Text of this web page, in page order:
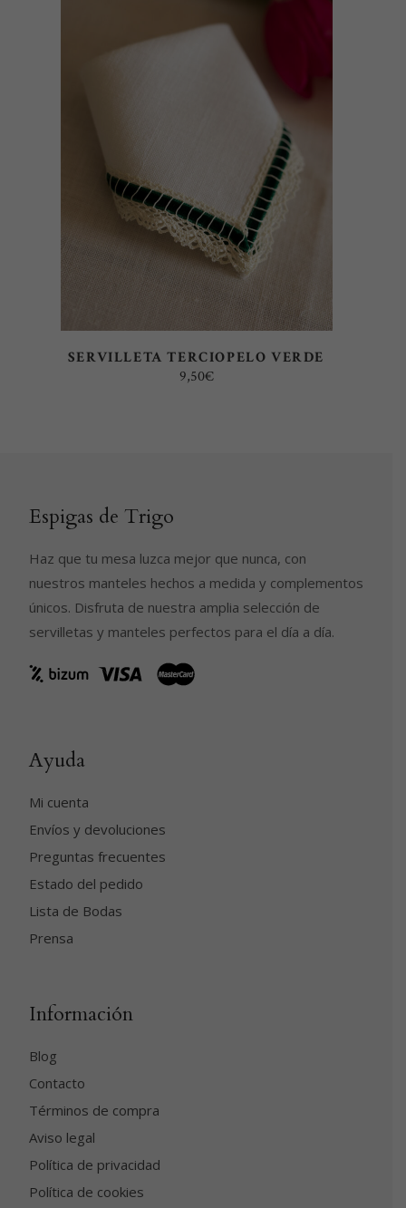
SERVILLETA TERCIOPELO VERDE
9,50€
Espigas de Trigo
Haz que tu mesa luzca mejor que nunca, con
nuestros manteles hechos a medida y complementos
únicos. Disfruta de nuestra amplia selección de
servilletas y manteles perfectos para el día a día.
Ayuda
Mi cuenta
Envíos y devoluciones
Preguntas frecuentes
Estado del pedido
Lista de Bodas
Prensa
Información
Blog
Contacto
Términos de compra
Aviso legal
Política de privacidad
Política de cookies